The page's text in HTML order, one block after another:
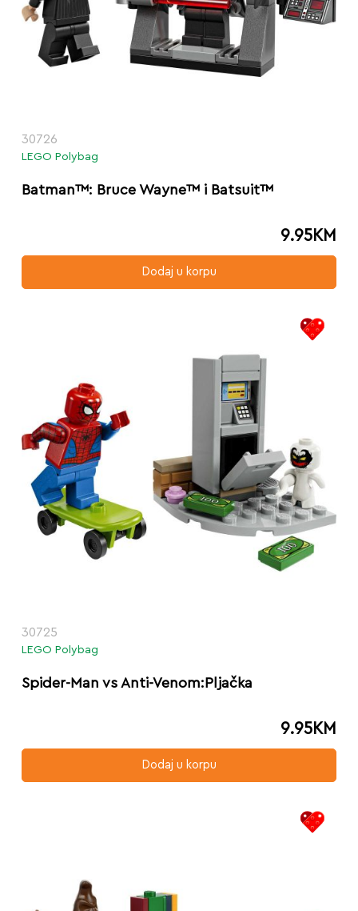
30726
LEGO Polybag
Batman™: Bruce Wayne™ i Batsuit™
9.95KM
Dodaj u korpu
30725
LEGO Polybag
Spider-Man vs Anti-Venom:Pljačka
9.95KM
Dodaj u korpu